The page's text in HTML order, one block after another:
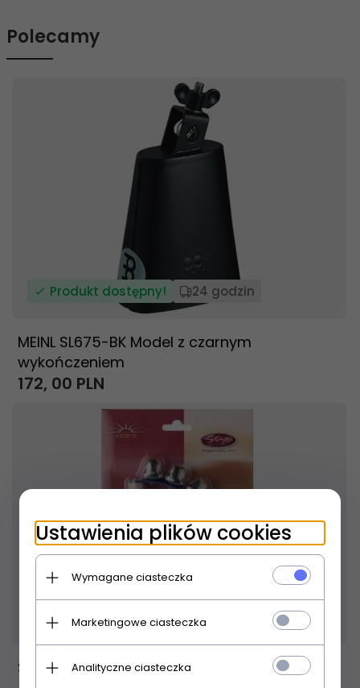
Polecamy
Produkt dostępny! 24 godzin
MEINL SL675-BK Model z czarnym
wykończeniem
172, 00 PLN
Produkt dostępny! 5 dni
STAGG MOB 9 - janczary, 9 dzwonków
Ustawienia plików cookies
Wymagane ciasteczka
Marketingowe ciasteczka
Analityczne ciasteczka